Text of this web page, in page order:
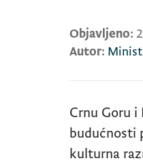
Objavljeno:
Autor:
Crnu Goru
budućnosti
kulturna